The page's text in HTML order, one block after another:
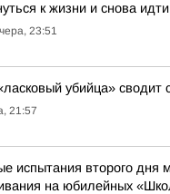
к жизни и снова
23:51
убийца» сводит
21:57
испытания второго дня
на юбилейных